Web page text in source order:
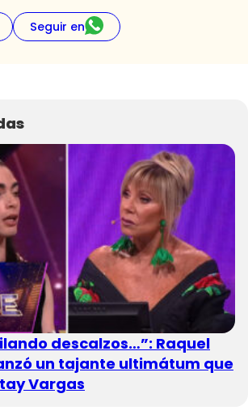
Seguir en
descalzos…”: Raquel
un tajante ultimátum que
Vargas